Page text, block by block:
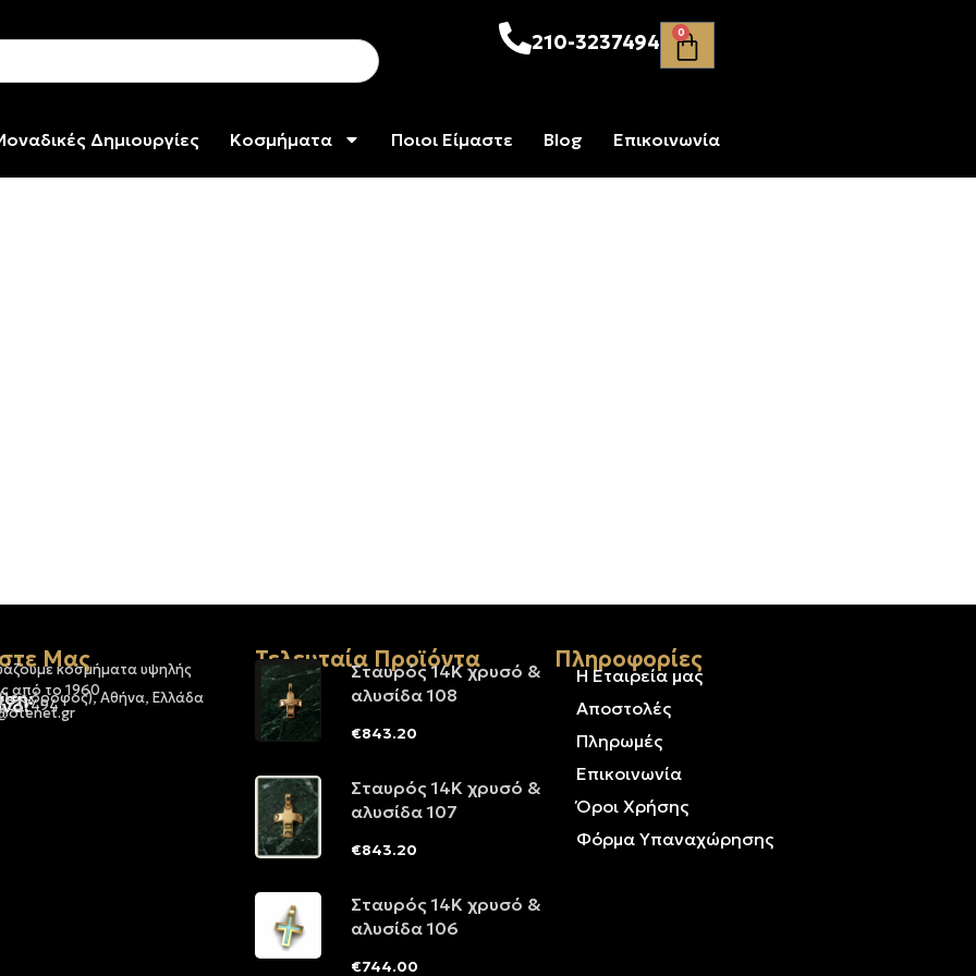
210-3237494 0
Δημιουργίες Κοσμήματα Ποιοι Είμαστε Blog Επικοινωνία
Μας
κοσμήματα υψηλής
από το 1960
όροφος), Αθήνα, Ελλάδα
Τελευταία Προϊόντα
Σταυρός 14Κ χρυσό &
αλυσίδα 108
€843.20
Σταυρός 14Κ χρυσό &
αλυσίδα 107
€843.20
Σταυρός 14Κ χρυσό &
αλυσίδα 106
€744.00
Πληροφορίες
Η Εταιρεία μας
Αποστολές
Πληρωμές
Επικοινωνία
Όροι Χρήσης
Φόρμα Υπαναχώρησης